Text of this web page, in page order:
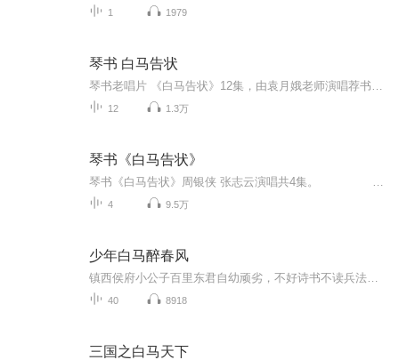
1 1979
琴书 白马告状
12 1.3万
琴书《白马告状》
4 9.5万
少年白马醉春风
40 8918
三国之白马天下